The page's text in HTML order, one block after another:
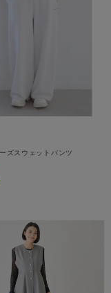
ズスウェットパンツ